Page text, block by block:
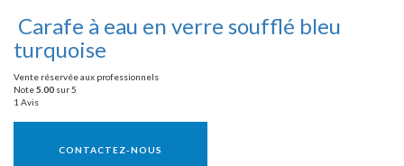
Carafe à eau en verre soufflé bleu
turquoise
Vente réservée aux professionnels
Note5.00 sur 5
1 Avis
CONTACTEZ-NOUS